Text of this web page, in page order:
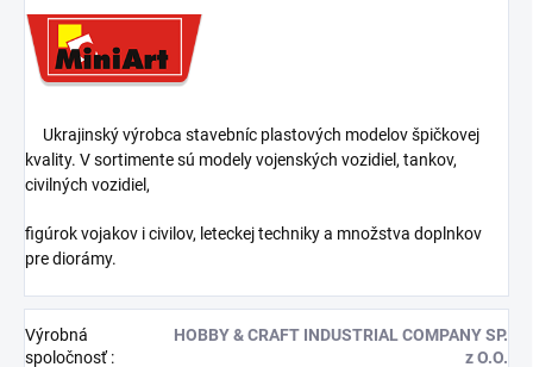
Ukrajinský výrobca stavebníc plastových modelov špičkovej
kvality. V sortimente sú modely vojenských vozidiel, tankov,
civilných vozidiel,
figúrok vojakov i civilov, leteckej techniky a množstva doplnkov
pre diorámy.
Výrobná
spoločnosť:
HOBBY & CRAFT INDUSTRIAL COMPANY SP.
z O.O.